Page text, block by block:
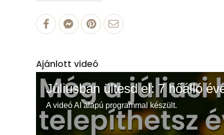
Ajánlott videó
Júliusban ültesd el: 7 hőálló
A videó AI alapú programmal készült.